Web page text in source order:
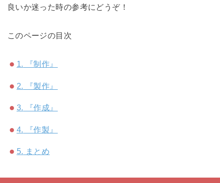
良いか迷った時の参考にどうぞ！
このページの目次
1. 『制作』
2. 『製作』
3. 『作成』
4. 『作製』
5. まとめ